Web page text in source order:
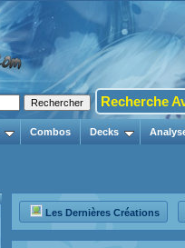
Recherche
Combos Decks
Les Dernières Créations